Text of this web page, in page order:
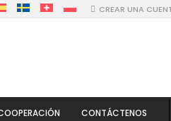
CREAR UNA
CONTÁCTENOS